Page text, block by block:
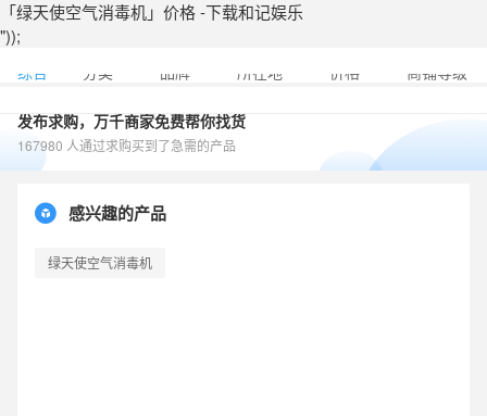
「绿天使空气消毒机」价格 -下载和记娱乐
"));
综合 分类 品牌 所在地 价格 商铺等级
发布求购，万千商家免费帮你找货
167980 人通过求购买到了急需的产品
感兴趣的产品
绿天使空气消毒机